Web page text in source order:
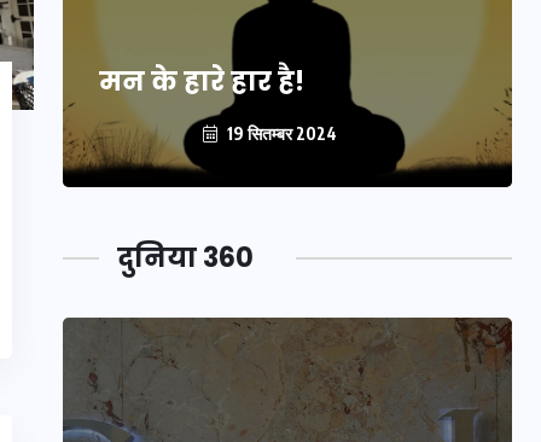
मन के हारे हार है!
19 सितम्बर 2024
दुनिया 360